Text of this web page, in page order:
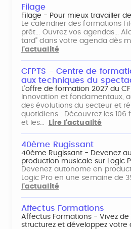
Filage
Filage - Pour mieux travailler
Le calendrier des formations
prêt... Ouvrez vos agendas...
tard" dans votre agenda dès
l'actualité
CFPTS - Centre de
aux techniques du
L’offre de formation 2027 du
Innovation et fondamentaux,
des évolutions du secteur et
quotidiens : Découvrez les
et les…
Lire l'actualité
40ème Rugissant
40ème Rugissant - Devenez
production musicale sur Logic
Devenez autonome en
Logic Pro en une semaine de
l'actualité
Affectus Formations
Affectus Formations - Vivez
structurez et développez votre